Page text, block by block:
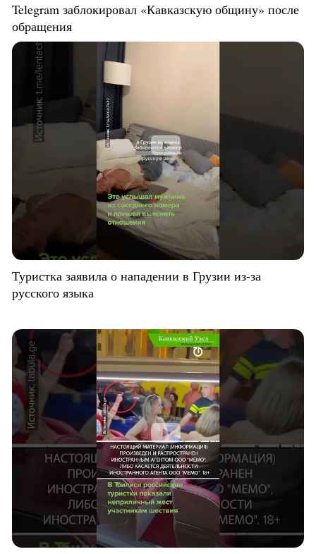
Telegram заблокировал «Кавказскую общину» после
обращения
Туристка заявила о нападении в Грузии из-за
русского языка